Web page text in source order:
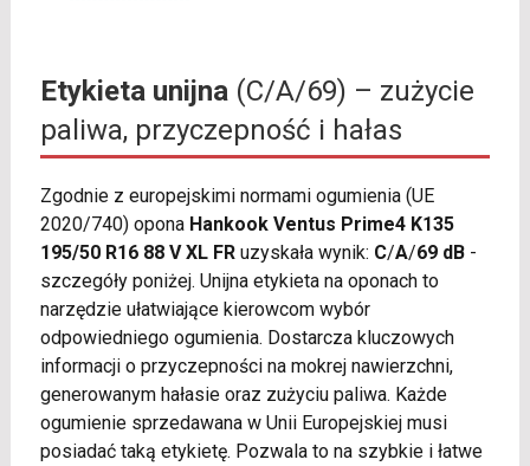
Etykieta unijna(C/A/69) – zużycie
paliwa, przyczepność i hałas
Zgodnie z europejskimi normami ogumienia (UE
2020/740) opona Hankook Ventus Prime4 K135
195/50 R16 88 V XL FRuzyskała wynik: C/A/69 dB-
szczegóły poniżej. Unijna etykieta na oponach to
narzędzie ułatwiające kierowcom wybór
odpowiedniego ogumienia. Dostarcza kluczowych
informacji o przyczepności na mokrej nawierzchni,
generowanym hałasie oraz zużyciu paliwa. Każde
ogumienie sprzedawana w Unii Europejskiej musi
posiadać taką etykietę. Pozwala to na szybkie i łatwe